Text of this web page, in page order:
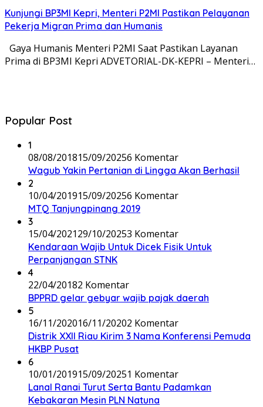
Kunjungi BP3MI Kepri, Menteri P2MI Pastikan Pelayanan
Pekerja Migran Prima dan Humanis
Gaya Humanis Menteri P2MI Saat Pastikan Layanan
Prima di BP3MI Kepri ADVETORIAL-DK-KEPRI – Menteri…
Popular Post
1
08/08/201815/09/20256 Komentar
Wagub Yakin Pertanian di Lingga Akan Berhasil
2
10/04/201915/09/20256 Komentar
MTQ Tanjungpinang 2019
3
15/04/202129/10/20253 Komentar
Kendaraan Wajib Untuk Dicek Fisik Untuk
Perpanjangan STNK
4
22/04/20182 Komentar
BPPRD gelar gebyar wajib pajak daerah
5
16/11/202016/11/20202 Komentar
Distrik XXII Riau Kirim 3 Nama Konferensi Pemuda
HKBP Pusat
6
10/01/201915/09/20251 Komentar
Lanal Ranai Turut Serta Bantu Padamkan
Kebakaran Mesin PLN Natuna